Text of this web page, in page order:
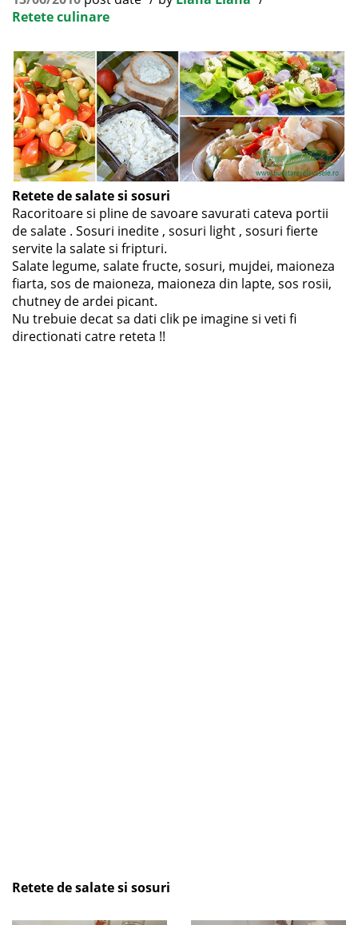
Retete culinare
Retete de salate si sosuri
Racoritoare si pline de savoare savurati cateva portii
de salate . Sosuri inedite , sosuri light , sosuri fierte
servite la salate si fripturi.
Salate legume, salate fructe, sosuri, mujdei, maioneza
fiarta, sos de maioneza, maioneza din lapte, sos rosii,
chutney de ardei picant.
Nu trebuie decat sa dati clik pe imagine si veti fi
directionati catre reteta !!
Retete de salate si sosuri